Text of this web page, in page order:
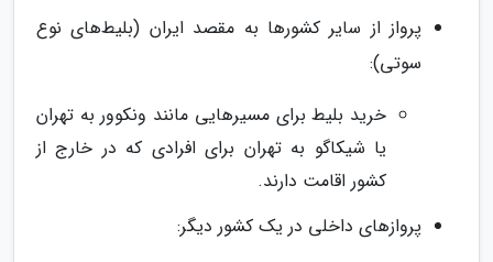
پرواز از سایر کشورها به مقصد ایران (بلیط‌های نوع
سوتی):
خرید بلیط برای مسیرهایی مانند ونکوور به تهران
یا شیکاگو به تهران برای افرادی که در خارج از
کشور اقامت دارند.
پروازهای داخلی در یک کشور دیگر: